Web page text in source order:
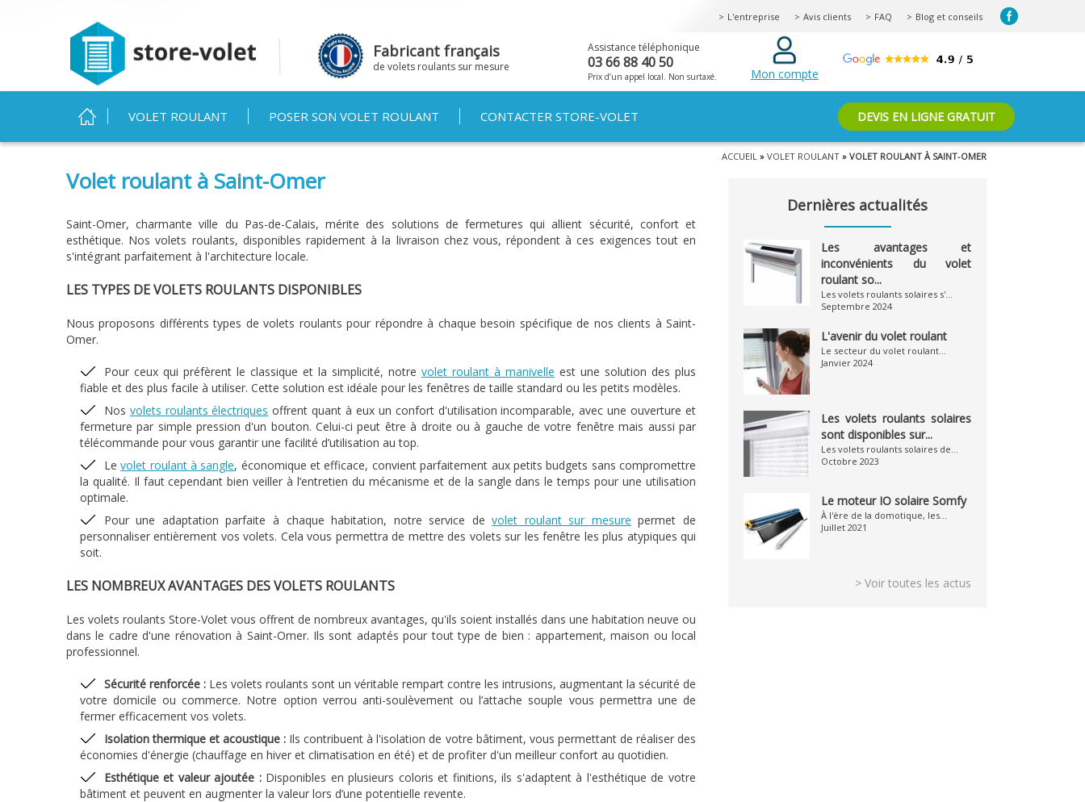
Fabricant français
de volets roulants sur mesure
L'entreprise Avis clients FAQ Blog et conseils
Assistance téléphonique
03 66 88 40 50
Prix d’un appel local. Non surtaxé. Mon compte
VOLET ROULANT
POSER SON VOLET ROULANT CONTACTER STORE-VOLET DEVIS EN LIGNE GRATUIT
Vous êtes ici ACCUEIL » VOLET ROULANT » VOLET ROULANT À SAINT-OMER
Volet roulant à Saint-Omer
Saint-Omer, charmante ville du Pas-de-Calais, mérite des solutions de fermetures qui allient sécurité, confort et
esthétique. Nos volets roulants, disponibles rapidement à la livraison chez vous, répondent à ces exigences tout en
s'intégrant parfaitement à l'architecture locale.
LES TYPES DE VOLETS ROULANTS DISPONIBLES
Nous proposons différents types de volets roulants pour répondre à chaque besoin spécifique de nos clients à Saint-
Omer.
Pour ceux qui préfèrent le classique et la simplicité, notre volet roulant à manivelle est une solution des plus
fiable et des plus facile à utiliser. Cette solution est idéale pour les fenêtres de taille standard ou les petits modèles.
Nos volets roulants électriques offrent quant à eux un confort d'utilisation incomparable, avec une ouverture et
fermeture par simple pression d'un bouton. Celui-ci peut être à droite ou à gauche de votre fenêtre mais aussi par
télécommande pour vous garantir une facilité d’utilisation au top.
Levolet roulant à sangle, économique et efficace, convient parfaitement aux petits budgets sans compromettre
la qualité. Il faut cependant bien veiller à l’entretien du mécanisme et de la sangle dans le temps pour une utilisation
optimale.
Pour une adaptation parfaite à chaque habitation, notre service devolet roulant sur mesure permet de
personnaliser entièrement vos volets. Cela vous permettra de mettre des volets sur les fenêtre les plus atypiques qui
soit.
LES NOMBREUX AVANTAGES DES VOLETS ROULANTS
Les volets roulants Store-Volet vous offrent de nombreux avantages, qu'ils soient installés dans une habitation neuve ou
dans le cadre d'une rénovation à Saint-Omer. Ils sont adaptés pour tout type de bien : appartement, maison ou local
professionnel.
Sécurité renforcée :Les volets roulants sont un véritable rempart contre les intrusions, augmentant la sécurité de
votre domicile ou commerce. Notre option verrou anti-soulèvement ou l’attache souple vous permettra une de
fermer efficacement vos volets.
Isolation thermique et acoustique : Ils contribuent à l'isolation de votre bâtiment, vous permettant de réaliser des
économies d'énergie (chauffage en hiver et climatisation en été) et de profiter d'un meilleur confort au quotidien.
Esthétique et valeur ajoutée :Disponibles en plusieurs coloris et finitions, ils s'adaptent à l'esthétique de votre
bâtiment et peuvent en augmenter la valeur lors d’une potentielle revente.
Dernières actualités
Les avantages et
inconvénients du volet
roulant so...
Les volets roulants solaires s'...
Septembre 2024
L'avenir du volet roulant
Le secteur du volet roulant...
Janvier 2024
Les volets roulants solaires
sont disponibles sur...
Les volets roulants solaires de...
Octobre 2023
Le moteur IO solaire Somfy
À l'ère de la domotique, les...
Juillet 2021
> Voir toutes les actus